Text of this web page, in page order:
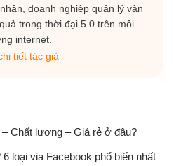
doanh nghiệp quản lý vận
trong thời đại 5.0 trên môi
internet.
tiết tác giả
Chất lượng – Giá rẻ ở đâu?
loại via Facebook phổ biến nhất